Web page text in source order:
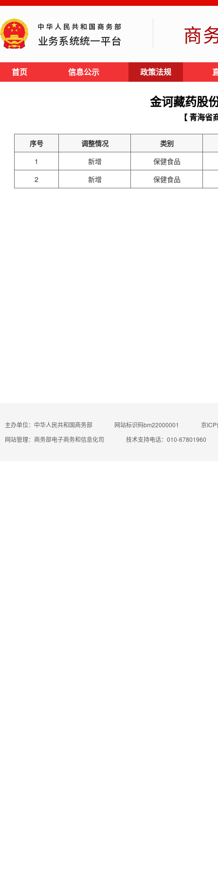
商
首页 信息公示 政策法规
金诃藏药股
【 青海省
序号 调整情况
类别
1
新增
保健食品
2
新增 保健食品
主办单位：中华人民共和国商务部 网站标识码bm22000001
京
网站管理：商务部电子商务和信息化司
技术支持电话：010-67801960